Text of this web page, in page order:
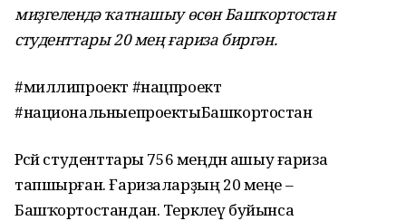
миҙгелендә ҡатнашыу өсөн Башҡортостан
студенттары 20 мең ғариза биргән.
#миллипроект #нацпроект
#национальныепроектыБашкортостан
Рәсәй студенттары 756 меңдән ашыу ғариза
тапшырған. Ғаризаларҙың 20 меңе –
Башҡортостандан. Теркәлеү буйынса